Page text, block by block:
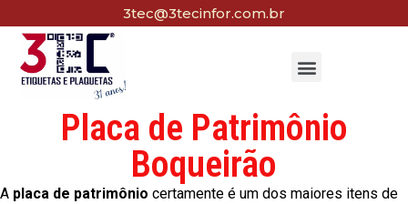
3tec@3tecinfor.com.br
Placa de Patrimônio
Boqueirão
A placa de patrimônio certamente é um dos maiores itens de